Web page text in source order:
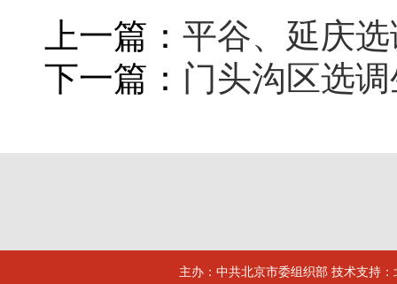
上一篇： 平谷、延庆
下一篇： 门头沟区选
主办：中共北京市委组织部 技术支持